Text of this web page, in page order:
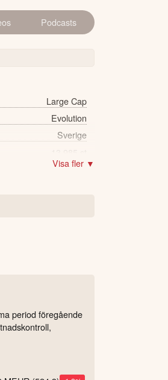
Podcasts
Large Cap
Evolution
Sverige
Visa fler ▼
period föregående